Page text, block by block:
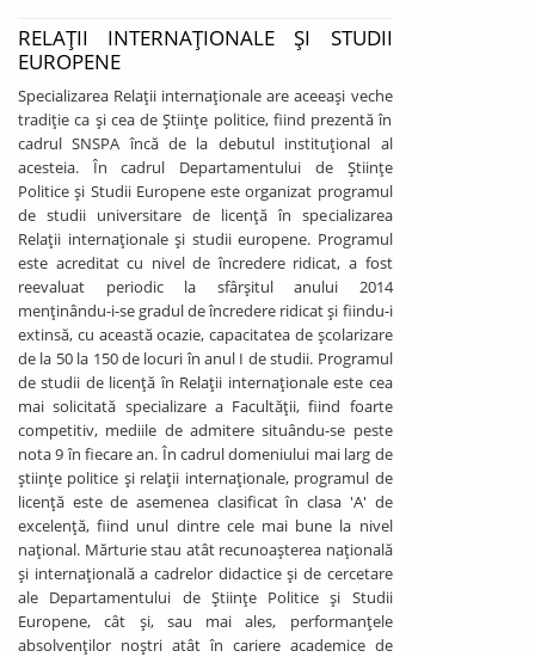
RELAȚII INTERNAȚIONALE ȘI STUDII
EUROPENE
Specializarea Relații internaționale are aceeași veche
tradiție ca și cea de Științe politice, fiind prezentă în
cadrul SNSPA încă de la debutul instituțional al
acesteia. În cadrul Departamentului de Științe
Politice și Studii Europene este organizat programul
de studii universitare de licență în specializarea
Relații internaționale și studii europene. Programul
este acreditat cu nivel de încredere ridicat, a fost
reevaluat periodic la sfârșitul anului 2014
menținându-i-se gradul de încredere ridicat și fiindu-i
extinsă, cu această ocazie, capacitatea de școlarizare
de la 50 la 150 de locuri în anul I de studii. Programul
de studii de licență în Relații internaționale este cea
mai solicitată specializare a Facultății, fiind foarte
competitiv, mediile de admitere situându-se peste
nota 9 în fiecare an. În cadrul domeniului mai larg de
științe politice și relații internaționale, programul de
licență este de asemenea clasificat în clasa 'A' de
excelență, fiind unul dintre cele mai bune la nivel
național. Mărturie stau atât recunoașterea națională
și internațională a cadrelor didactice și de cercetare
ale Departamentului de Științe Politice și Studii
Europene, cât și, sau mai ales, performanțele
absolvenților noștri atât în cariere academice de